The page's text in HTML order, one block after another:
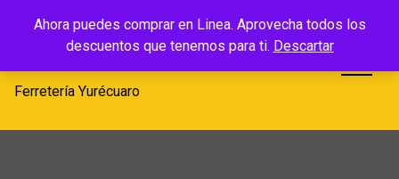
Ahora puedes comprar en Linea. Aprovecha todos los
descuentos que tenemos para ti. Descartar
Ferretería
Yurécuaro
Ferretería Yurécuaro